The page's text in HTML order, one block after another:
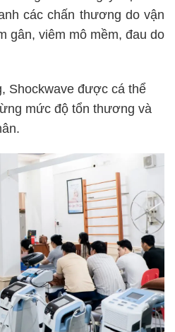
các chấn thương do vận
gân, viêm mô mềm, đau do
Shockwave được cá thể
mức độ tổn thương và